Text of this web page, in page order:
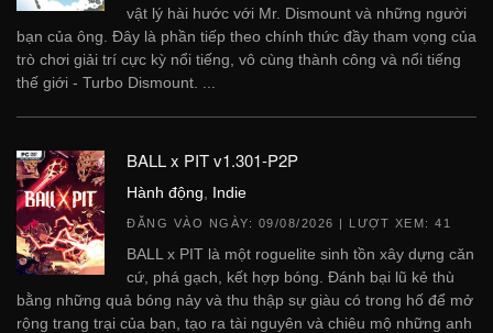
vật lý hài hước với Mr. Dismount và những người
bạn của ông. Đây là phần tiếp theo chính thức đầy tham vọng của
trò chơi giải trí cực kỳ nổi tiếng, vô cùng thành công và nổi tiếng
thế giới - Turbo Dismount. ...
BALL x PIT v1.301-P2P
Hành động Indie
ĐĂNG VÀO NGÀY: 09/08/2026 | LƯỢT XEM: 41
BALL x PIT là một roguelite sinh tồn xây dựng căn
cứ, phá gạch, kết hợp bóng. Đánh bại lũ kẻ thù
bằng những quả bóng nảy và thu thập sự giàu có trong hố để mở
rộng trang trại của bạn, tạo ra tài nguyên và chiêu mộ những anh